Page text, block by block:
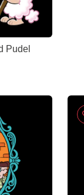
Pudel